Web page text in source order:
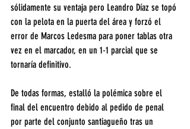
sólidamente su ventaja pero Leandro Díaz se topó
con la pelota en la puerta del área y forzó el
error de Marcos Ledesma para poner tablas otra
vez en el marcador, en un 1-1 parcial que se
tornaría definitivo.
De todas formas, estalló la polémica sobre el
final del encuentro debido al pedido de penal
por parte del conjunto santiagueño tras un